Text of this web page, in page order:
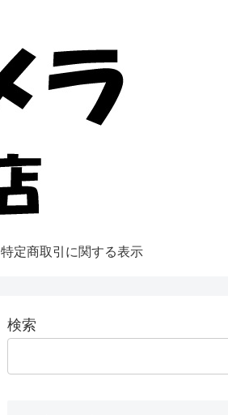
特定商取引に関する表示
検索